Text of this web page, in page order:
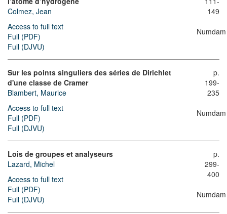
Colmez, Jean
Access to full text
Full (PDF)
Full (DJVU)
149
Numdam
Sur les points singuliers des séries de Dirichlet
d'une classe de Cramer
Blambert, Maurice
Access to full text
Full (PDF)
Full (DJVU)
p.
199-
235
Numdam
Lois de groupes et analyseurs
Lazard, Michel
Access to full text
Full (PDF)
Full (DJVU)
p.
299-
400
Numdam